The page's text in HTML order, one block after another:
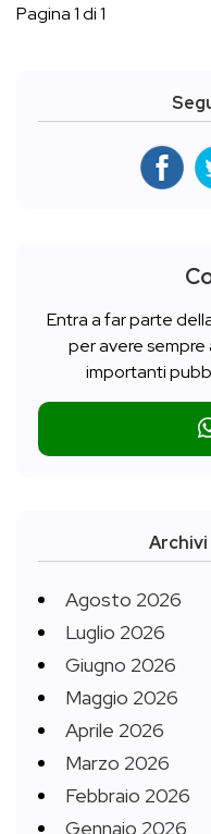
Pagina 1 di 1
Entra a far parte
per avere sempre
importanti
Archivi
Agosto 2026
Luglio 2026
Giugno 2026
Maggio 2026
Aprile 2026
Marzo 2026
Febbraio 2026
Gennaio 2026